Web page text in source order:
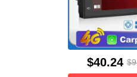
$40.24